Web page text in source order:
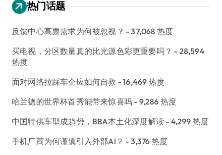
热门话题
反馈中心高票需求为何被忽视？ - 37,068 热度
买电视，分区数量真的比光源色彩更重要吗？ - 28,594
热度
面对网络拉踩车企应如何自救 - 16,469 热度
哈兰德的世界杯首秀能带来惊喜吗 - 9,286 热度
中国特供车型成趋势，BBA本土化深度解读 - 4,299 热度
手机厂商为何谨慎引入外部AI？ - 3,376 热度